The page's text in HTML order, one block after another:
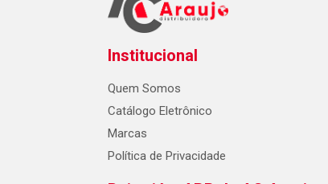
Institucional
Quem Somos
Catálogo Eletrônico
Marcas
Política de Privacidade